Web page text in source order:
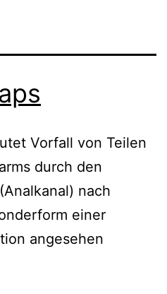
Vorfall von Teilen
durch den
nach
einer
angesehen